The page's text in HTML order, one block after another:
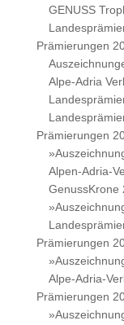
GENUSS
Prämierungen
Alpe-Adria
Prämierungen
Alpen-Adria-
GenussKrone
Prämierungen
Alpe-Adria-
Prämierungen